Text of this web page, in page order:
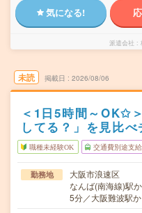
気になる!
派遣会社
未読 掲載日 2026/08/06
＜1日5時間～OK✩
してる？」を見比べ
職種未経験OK 交通費別途支給
勤務地
大阪市浪速区
なんば(南海線)駅
5分／大阪難波駅